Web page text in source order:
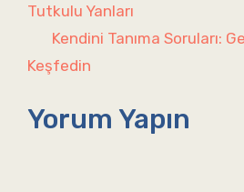
Tutkulu Yanları
Kendini Tanıma Soruları:
Keşfedin
Yorum Yapın